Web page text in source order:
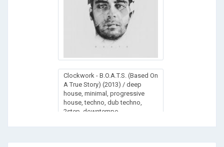
Clockwork - B.O.A.T.S. (Based On
A True Story) (2013) / deep
house, minimal, progressive
house, techno, dub techno,
2step, downtempo